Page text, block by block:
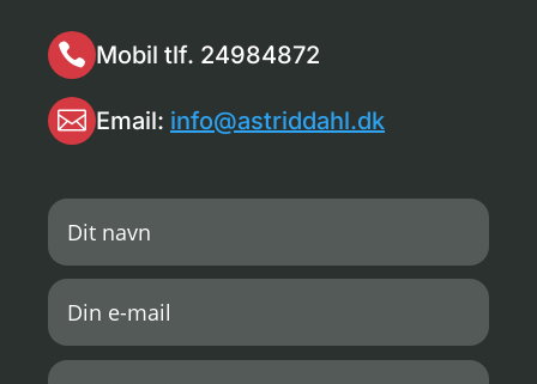
 Mobil tlf. 24984872
 Email: info@astriddahl.dk